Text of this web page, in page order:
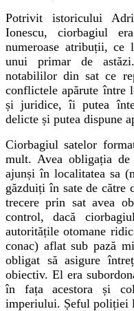
Potrivit istoricului
Ionescu, ciorbagiul
numeroase atribuții, ce
unui primar de
notabililor din sat ce
conflictele apărute între
și juridice, îi putea
delicte și putea dispune
Ciorbagiul satelor
mult. Avea obligația
ajunși în localitatea sa
găzduiți în sate de către
trecere prin sat avea
control, dacă
autoritățile otomane
conac) aflat sub pază
obligat să asigure
obiectiv. El era
în fața acestora și
imperiului. Șeful poliției